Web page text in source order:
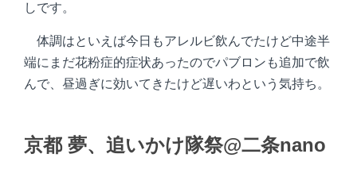
しです。
体調はといえば今日もアレルビ飲んでたけど中途半
端にまだ花粉症的症状あったのでパブロンも追加で飲
んで、昼過ぎに効いてきたけど遅いわという気持ち。
京都 夢、追いかけ隊祭@二条nano